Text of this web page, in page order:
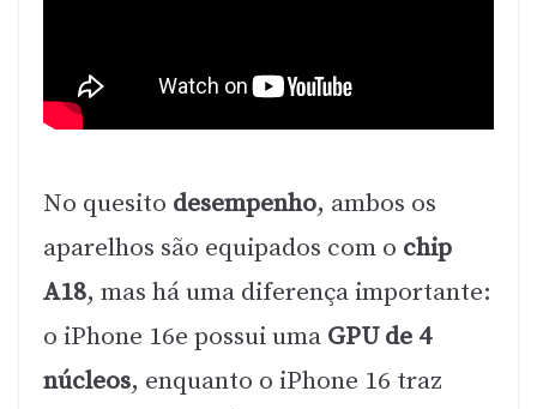
No quesito desempenho, ambos os
aparelhos são equipados com o chip
A18, mas há uma diferença importante:
o iPhone 16e possui uma GPU de 4
núcleos, enquanto o iPhone 16 traz